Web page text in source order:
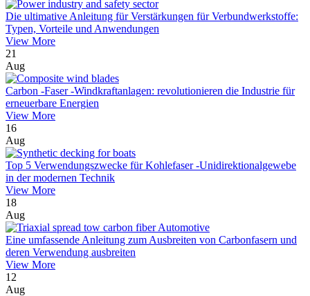
Die ultimative Anleitung für Verstärkungen für Verbundwerkstoffe:
Typen, Vorteile und Anwendungen
View More
21
Aug
Carbon -Faser -Windkraftanlagen: revolutionieren die Industrie für
erneuerbare Energien
View More
16
Aug
Top 5 Verwendungszwecke für Kohlefaser -Unidirektionalgewebe
in der modernen Technik
View More
18
Aug
Eine umfassende Anleitung zum Ausbreiten von Carbonfasern und
deren Verwendung ausbreiten
View More
12
Aug